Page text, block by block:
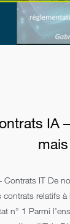
IA
Contrats IT De
relatifs à
n° 1 Parmi